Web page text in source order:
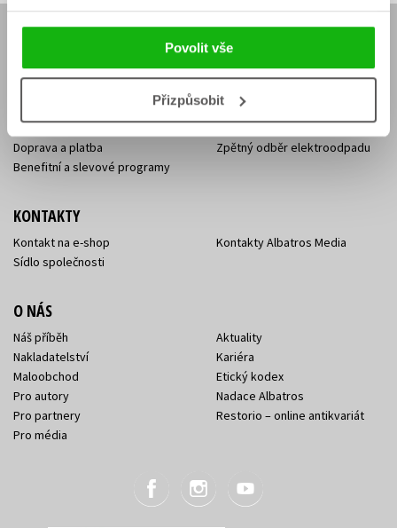
Povolit vše
Přizpůsobit
Aktuality
Jak nakoupit
Doprava a platba
Benefitní a slevové programy
Knižní novinky
Affiliate program
Ochrana soukromí
Zpětný odběr elektroodpadu
KONTAKTY
Kontakt na e-shop
Sídlo společnosti
Kontakty Albatros Media
O NÁS
Náš příběh
Nakladatelství
Maloobchod
Pro autory
Pro partnery
Pro média
Aktuality
Kariéra
Etický kodex
Nadace Albatros
Restorio – online antikvariát